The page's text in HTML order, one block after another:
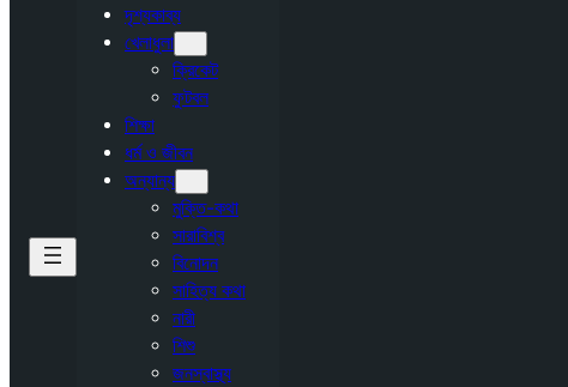
দৃশ্যকাব্য
খেলাধুলা
ক্রিকেট
ফুটবল
শিক্ষা
ধর্ম ও জীবন
অন্যান্য
মুক্তি-কথা
সারাবিশ্ব
বিনোদন
সাহিত্য কথা
নারী
শিশু
জনস্বাস্থ্য